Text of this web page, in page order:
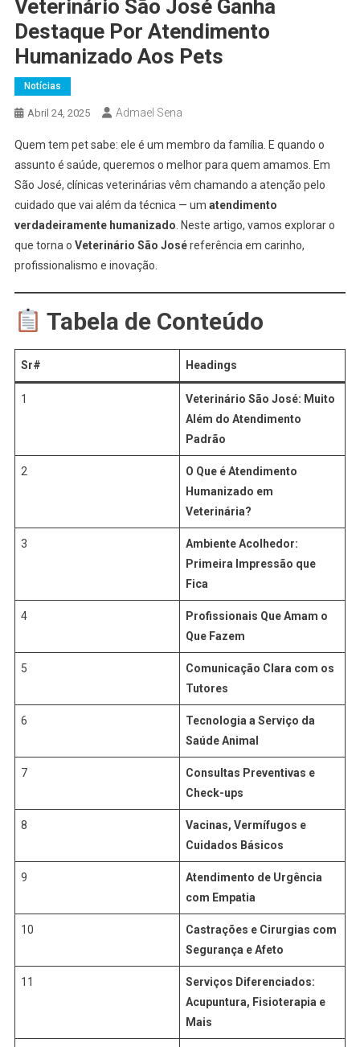
Veterinário São José Ganha
Destaque Por Atendimento
Humanizado Aos Pets
Notícias
Abril 24, 2025 Admael Sena
Quem tem pet sabe: ele é um membro da família. E quando o
assunto é saúde, queremos o melhor para quem amamos. Em
São José, clínicas veterinárias vêm chamando a atenção pelo
cuidado que vai além da técnica — um atendimento
verdadeiramente humanizado. Neste artigo, vamos explorar o
que torna o Veterinário São Joséreferência em carinho,
profissionalismo e inovação.
Tabela de Conteúdo
Sr# Headings
1
Veterinário São José: Muito
Além do Atendimento
Padrão
2
O Que é Atendimento
Humanizado em
Veterinária?
3
Ambiente Acolhedor:
Primeira Impressão que
Fica
4
Profissionais Que Amam o
Que Fazem
5
Comunicação Clara com os
Tutores
6
Tecnologia a Serviço da
Saúde Animal
7
Consultas Preventivas e
Check-ups
8
Vacinas, Vermífugos e
Cuidados Básicos
9
Atendimento de Urgência
com Empatia
10
Castrações e Cirurgias com
Segurança e Afeto
11
Serviços Diferenciados:
Acupuntura, Fisioterapia e
Mais